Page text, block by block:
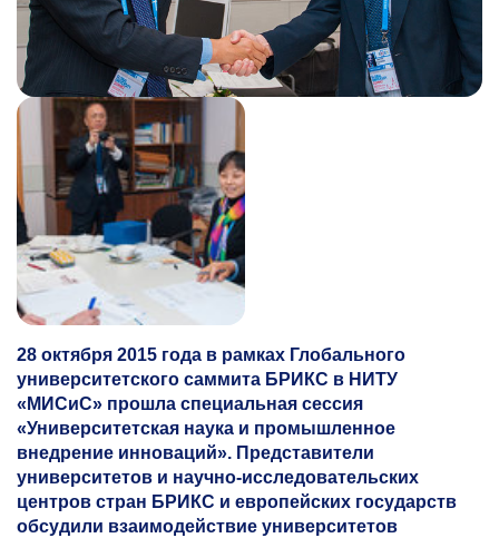
28 октября 2015 года в рамках Глобального
университетского саммита БРИКС в НИТУ
«МИСиС» прошла специальная сессия
«Университетская наука и промышленное
внедрение инноваций». Представители
университетов и научно-исследовательских
центров стран БРИКС и европейских государств
обсудили взаимодействие университетов